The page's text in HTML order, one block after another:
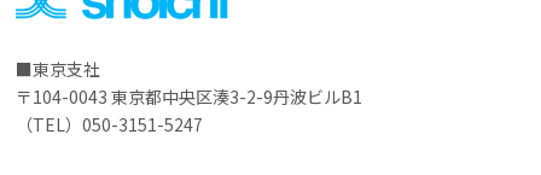
東京支社
〒104-0043 東京都中央区湊3-2-9丹波ビルB1
（TEL）050-3151-5247